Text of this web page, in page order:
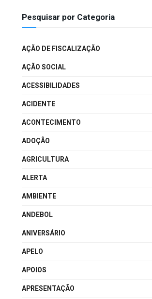
Pesquisar por Categoria
AÇÃO DE FISCALIZAÇÃO
AÇÃO SOCIAL
ACESSIBILIDADES
ACIDENTE
ACONTECIMENTO
ADOÇÃO
AGRICULTURA
ALERTA
AMBIENTE
ANDEBOL
ANIVERSÁRIO
APELO
APOIOS
APRESENTAÇÃO